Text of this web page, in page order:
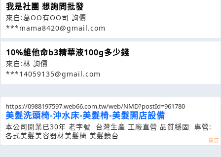
我是社團 想詢問批發
來自:葛OO有OO司 詢價
***mama8420@gmail.com
10%維他命b3精華液100g多少錢
來自:林 詢價
***14059135@gmail.com
https://0988197597.web66.com.tw/web/NMD?postId=961780
美髮洗頭椅-沖水床-美髮椅-美髮開店設備
本公司開業已30年 老字號 台灣生產 工廠直營 品質穩固 專營:
各式美髮美容器材美髮椅 美髮鏡台